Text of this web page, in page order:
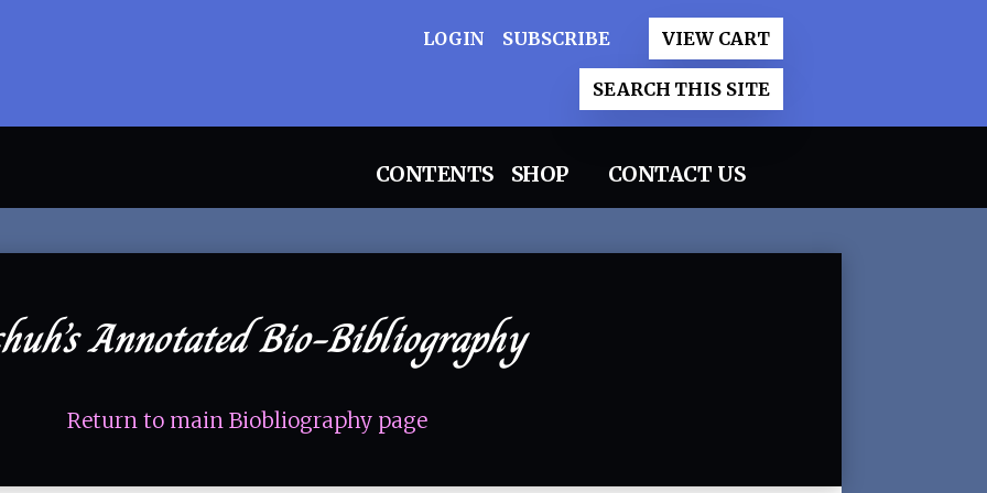
LOGIN SUBSCRIBE VIEW CART
SEARCH THIS SITE
CONTENTS SHOP CONTACT US
Annotated Bio-Bibliography
Return to main Biobliography page